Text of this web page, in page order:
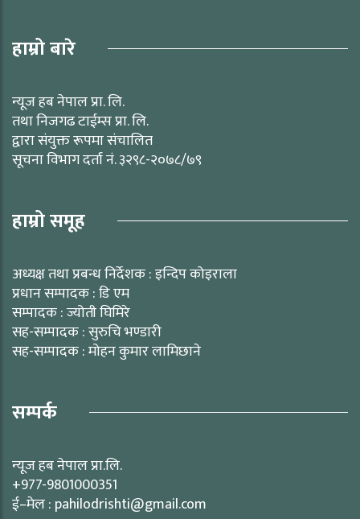
हाम्रो बारे
न्यूज हब नेपाल प्रा. लि.
तथा निजगढ टाईम्स प्रा. लि.
द्वारा संयुक्त रूपमा संचालित
सूचना विभाग दर्ता नं. ३२९८-२०७८/७९
हाम्रो समूह
अध्यक्ष तथा प्रबन्ध निर्देशक : इन्दिप कोइराला
प्रधान सम्पादक : डि एम
सम्पादक : ज्योती घिमिरे
सह-सम्पादक : सुरुचि भण्डारी
सह-सम्पादक : मोहन कुमार लामिछाने
सम्पर्क
न्यूज हब नेपाल प्रा.लि.
+977-9801000351
ई–मेल : pahilodrishti@gmail.com